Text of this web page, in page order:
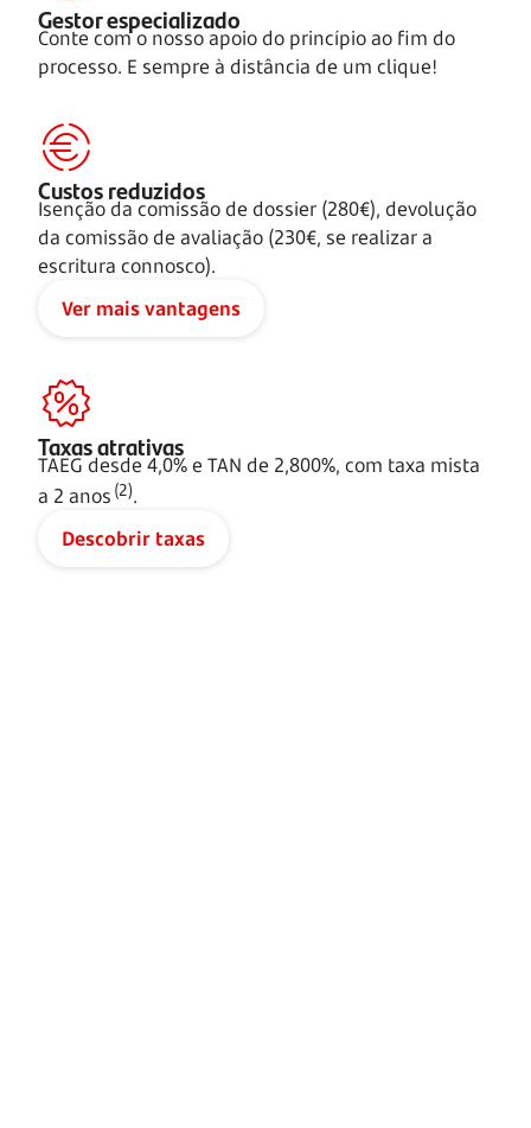
Gestor especializado
Conte com o nosso apoio do princípio ao fim do
processo. E sempre à distância de um clique!
Custos reduzidos
Isenção da comissão de dossier (280€), devolução
da comissão de avaliação (230€, se realizar a
escritura connosco).
Ver mais vantagens
Taxas atrativas​
TAEG desde 4,0% e TAN de 2,800%, com taxa mista
a 2 anos (2).
Descobrir taxas